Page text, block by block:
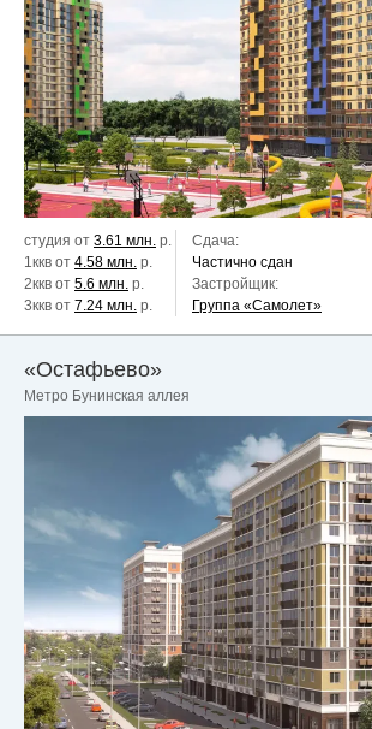
студия от 3.61 млн. р.
1ккв от 4.58 млн. р.
2ккв от 5.6 млн. р.
3ккв от 7.24 млн. р.
Сдача:
Частично сдан
Застройщик:
Группа «Самолет»
«Остафьево»
Метро Бунинская аллея